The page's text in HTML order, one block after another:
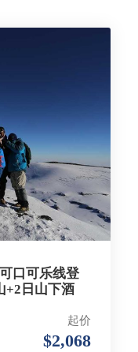
口可乐线登
+2日山下酒
起价
$2,068